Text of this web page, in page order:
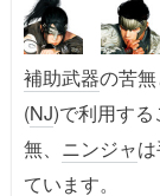
補助武器の苦無
(NJ)で利用す
無、 ニンジャ
ています。